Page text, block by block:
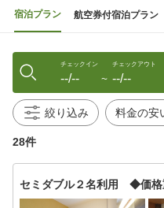
宿泊プラン 航空券付宿泊プラン
チェックイン
--/-- 〜
チェックアウト
--/--
絞り込み
28件
セミダブル２名利用 ◆価格